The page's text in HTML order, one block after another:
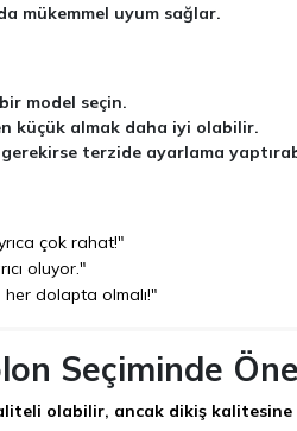
mükemmel uyum sağlar.
model seçin.
küçük almak daha iyi olabilir.
terzide ayarlama
çok rahat!"
oluyor."
her dolapta olmalı!"
Seçiminde
olabilir, ancak dikiş